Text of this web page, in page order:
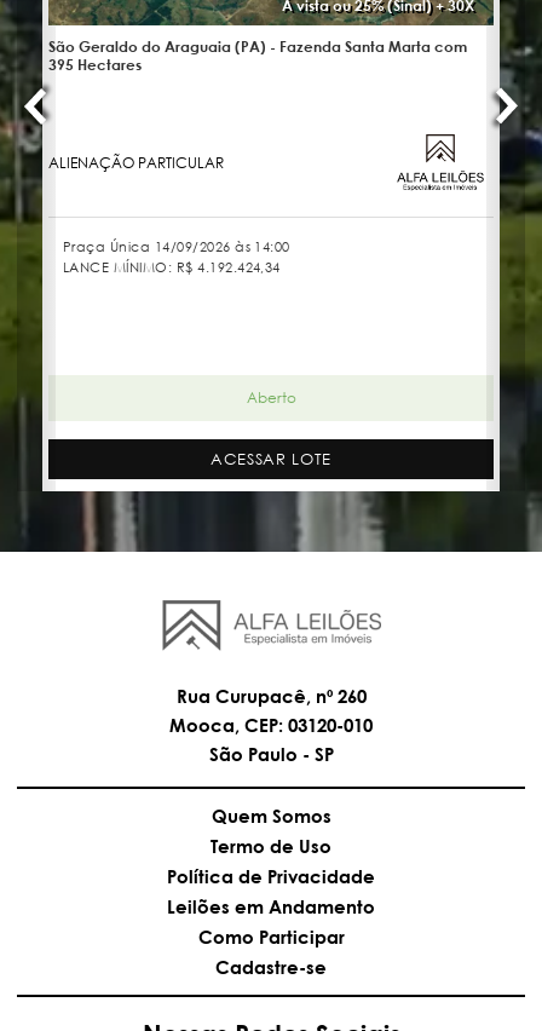
À vista ou 25% (Sinal) + 30X
São Geraldo do Araguaia (PA) - Fazenda Santa Marta com
395 Hectares
ALIENAÇÃO PARTICULAR
Praça Única 14/09/2026 às 14:00
LANCE MÍNIMO: R$ 4.192.424,34
Aberto
ACESSAR LOTE
Rua Curupacê, nº 260
Mooca, CEP: 03120-010
São Paulo - SP
Quem Somos
Termo de Uso
Política de Privacidade
Leilões em Andamento
Como Participar
Cadastre-se